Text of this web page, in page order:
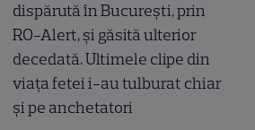
dispărută în București, prin
RO-Alert, și găsită ulterior
decedată. Ultimele clipe din
viața fetei i-au tulburat chiar
și pe anchetatori